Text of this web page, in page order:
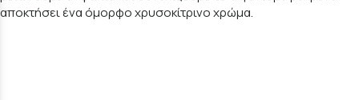
αποκτήσει ένα όμορφο χρυσοκίτρινο χρώμα.